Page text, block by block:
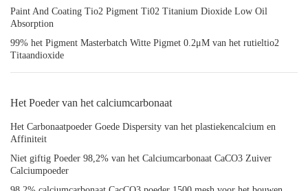
Paint And Coating Tio2 Pigment Ti02 Titanium Dioxide Low Oil
Absorption
99% het Pigment Masterbatch Witte Pigmet 0.2μM van het rutieltio2
Titaandioxide
Het Poeder van het calciumcarbonaat
Het Carbonaatpoeder Goede Dispersity van het plastiekencalcium en
Affiniteit
Niet giftig Poeder 98,2% van het Calciumcarbonaat CaCO3 Zuiver
Calciumpoeder